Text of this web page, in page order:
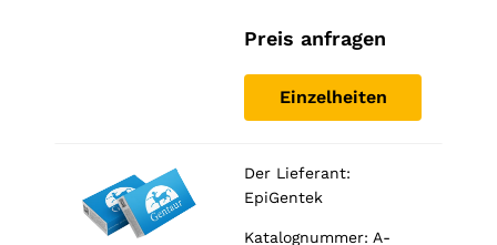
Preis anfragen
Einzelheiten
Der Lieferant:
EpiGentek
Katalognummer: A-